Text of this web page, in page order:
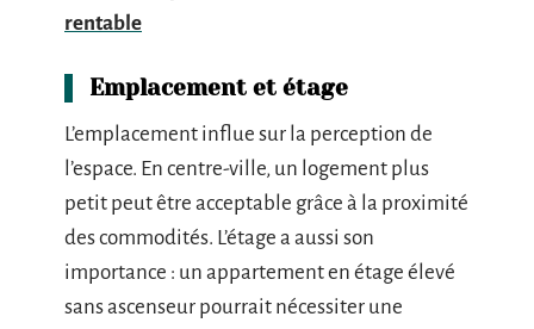
rentable
Emplacement et étage
L’emplacement influe sur la perception de
l’espace. En centre-ville, un logement plus
petit peut être acceptable grâce à la proximité
des commodités. L’étage a aussi son
importance : un appartement en étage élevé
sans ascenseur pourrait nécessiter une